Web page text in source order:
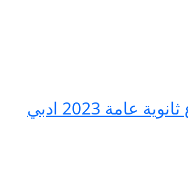
2023 ادبي